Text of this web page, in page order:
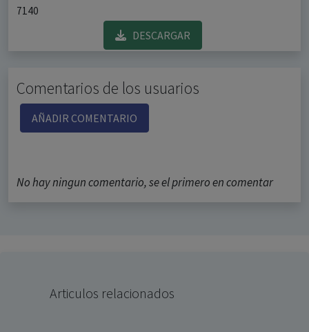
7140
DESCARGAR
Comentarios de los usuarios
AÑADIR COMENTARIO
No hay ningun comentario, se el primero en comentar
Articulos relacionados